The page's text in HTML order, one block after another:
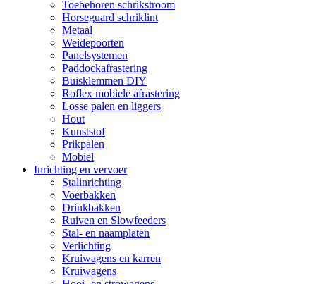
Toebehoren schrikstroom
Horseguard schriklint
Metaal
Weidepoorten
Panelsystemen
Paddockafrastering
Buisklemmen DIY
Roflex mobiele afrastering
Losse palen en liggers
Hout
Kunststof
Prikpalen
Mobiel
Inrichting en vervoer
Stalinrichting
Voerbakken
Drinkbakken
Ruiven en Slowfeeders
Stal- en naamplaten
Verlichting
Kruiwagens en karren
Kruiwagens